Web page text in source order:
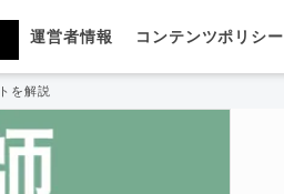
運営者情報 コンテンツポリシー
を解説